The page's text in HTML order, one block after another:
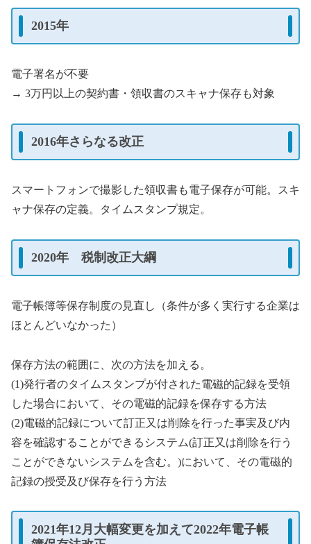
2015年
電子署名が不要
→ 3万円以上の契約書・領収書のスキャナ保存も対象
2016年さらなる改正
スマートフォンで撮影した領収書も電子保存が可能。スキ
ャナ保存の定義。タイムスタンプ規定。
2020年 税制改正大綱
電子帳簿等保存制度の見直し（条件が多く実行する企業は
ほとんどいなかった）
保存方法の範囲に、次の方法を加える。
(1)発行者のタイムスタンプが付された電磁的記録を受領
した場合において、その電磁的記録を保存する方法
(2)電磁的記録について訂正又は削除を行った事実及び内
容を確認することができるシステム(訂正又は削除を行う
ことができないシステムを含む。)において、その電磁的
記録の授受及び保存を行う方法
2021年12月大幅変更を加えて2022年電子帳